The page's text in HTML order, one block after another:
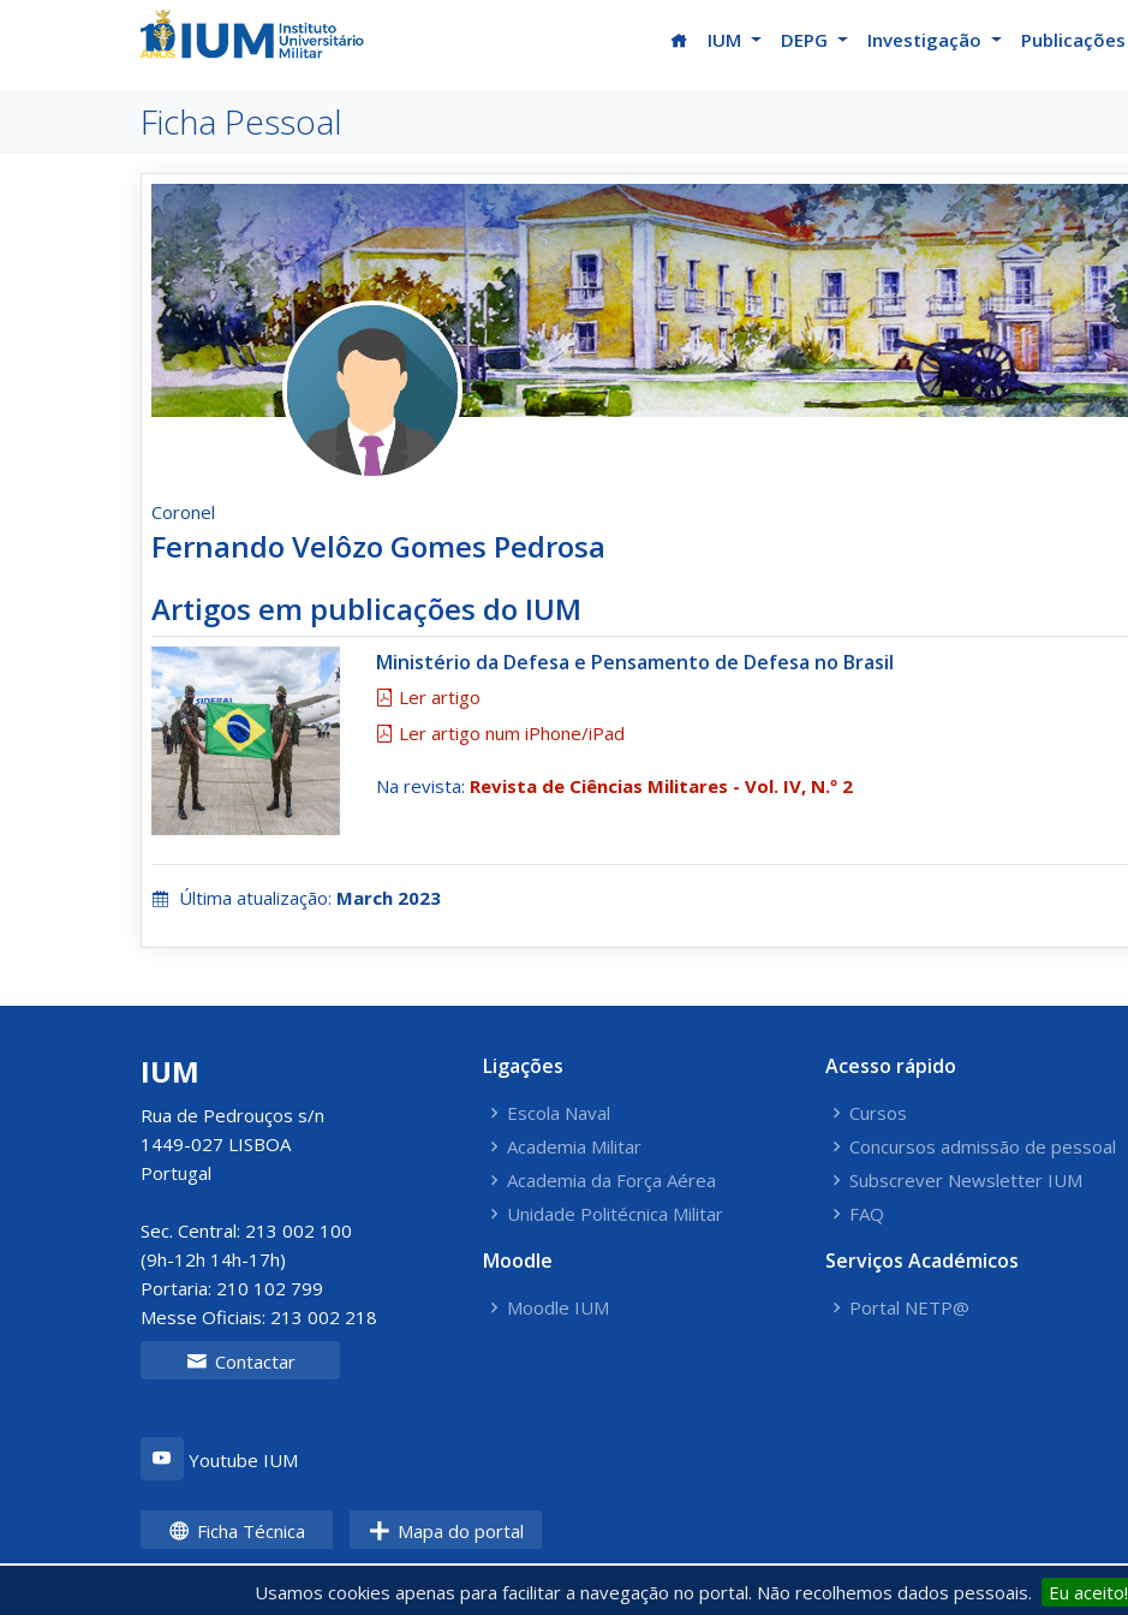
Usamos cookies apenas para facilitar a navegação no portal. Não recolhemos dados pessoais. Eu aceito!
(current)
IUM DEPG Investigação Publicações
Ficha Pessoal
Coronel
Fernando Velôzo Gomes Pedrosa
Artigos em publicações do IUM
Ministério da Defesa e Pensamento de Defesa no Brasil
Ler artigo
Ler artigo num iPhone/iPad
Na revista: Revista de Ciências Militares - Vol. IV, N.º 2
Última atualização: March 2023
IUM
Rua de Pedrouços s/n
1449-027 LISBOA
Portugal
Sec. Central: 213 002 100
(9h-12h 14h-17h)
Portaria: 210 102 799
Messe Oficiais: 213 002 218
Contactar
Youtube IUM
Ligações
Escola Naval
Academia Militar
Academia da Força Aérea
Unidade Politécnica Militar
Moodle
Moodle IUM
Acesso rápido
Cursos
Concursos admissão de pessoal
Subscrever Newsletter IUM
FAQ
Serviços Académicos
Portal NETP@
Ficha Técnica Mapa do portal